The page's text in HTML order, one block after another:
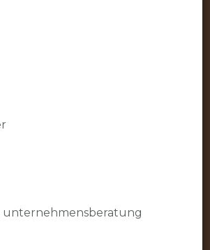
unternehmensberatung